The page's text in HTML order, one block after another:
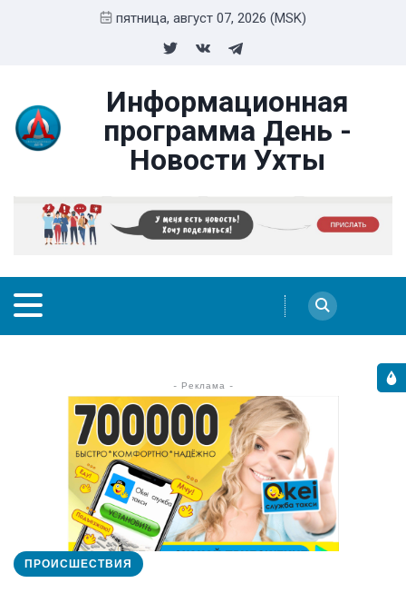
пятница, август 07, 2026 (MSK)
Информационная
программа День -
Новости Ухты
- Реклама -
ПРОИСШЕСТВИЯ